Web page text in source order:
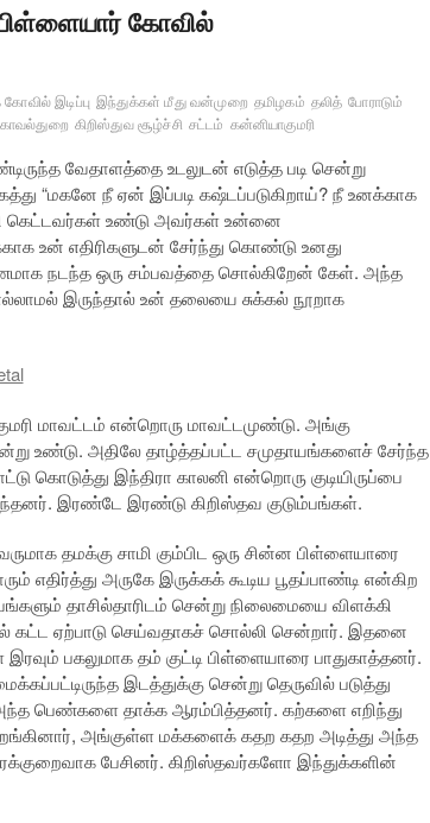
கோவில்
இடிப்பு இந்துக்கள் மீது வன்முறை தமிழகம் தலித் போராடும்
காவல்துறை கிறிஸ்துவ சூழ்ச்சி சட்டம் கன்னியாகுமரி
வேதாளத்தை உடலுடன் எடுத்த படி சென்று
“மகனே நீ ஏன் இப்படி கஷ்டப்படுகிறாய்? நீ உனக்காக
கெட்டவர்கள் உண்டு அவர்கள் உன்னை
உன் எதிரிகளுடன் சேர்ந்து கொண்டு உனது
நடந்த ஒரு சம்பவத்தை சொல்கிறேன் கேள். அந்த
இருந்தால் உன் தலையை சுக்கல் நூறாக
மாவட்டம் என்றொரு மாவட்டமுண்டு. அங்கு
உண்டு. அதிலே தாழ்த்தப்பட்ட சமுதாயங்களைச் சேர்ந்த
கொடுத்து இந்திரா காலனி என்றொரு குடியிருப்பை
இரண்டே இரண்டு கிறிஸ்தவ குடும்பங்கள்.
தமக்கு சாமி கும்பிட ஒரு சின்ன பிள்ளையாரை
அருகே இருக்கக் கூடிய பூதப்பாண்டி என்கிற
தாசில்தாரிடம் சென்று நிலைமையை விளக்கி
கட்ட ஏற்பாடு செய்வதாகச் சொல்லி சென்றார். இதனை
பகலுமாக தம் குட்டி பிள்ளையாரை பாதுகாத்தனர்.
இடத்துக்கு சென்று தெருவில் படுத்து
பெண்களை தாக்க ஆரம்பித்தனர். கற்களை எறிந்து
அங்குள்ள மக்களைக் கதற கதற அடித்து அந்த
பேசினர். கிறிஸ்தவர்களோ இந்துக்களின்